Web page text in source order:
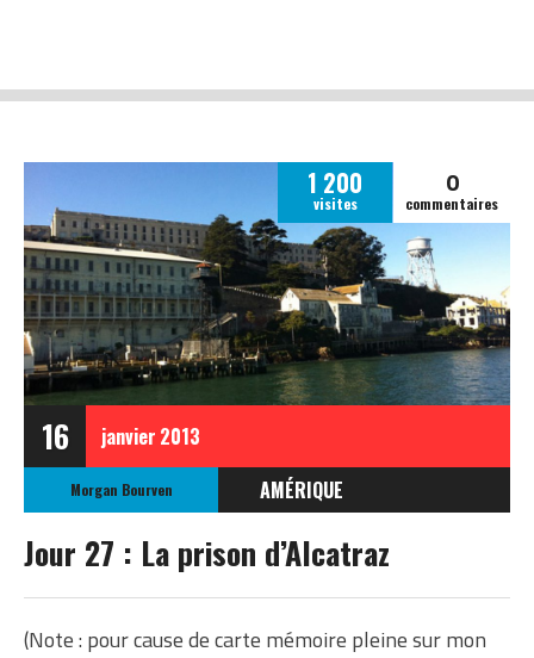
16 janvier 2013
1 200
visites
0
commentaires
Morgan Bourven
AMÉRIQUE
ÉTATS-UNIS
Jour 27 : La prison d’Alcatraz
(Note : pour cause de carte mémoire pleine sur mon